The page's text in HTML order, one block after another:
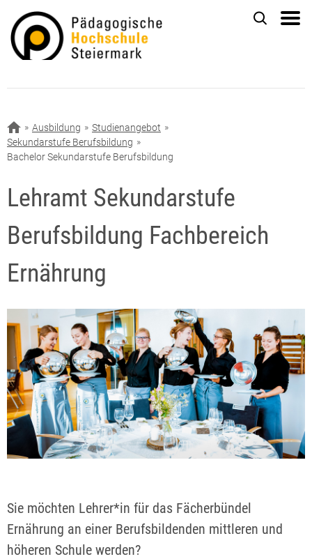
Ausbildung
Studienangebot
Sekundarstufe Berufsbildung
Bachelor Sekundarstufe Berufsbildung
Lehramt Sekundarstufe
Berufsbildung Fachbereich
Ernährung
Sie möchten Lehrer*in für das Fächerbündel
Ernährung an einer Berufsbildenden mittleren und
höheren Schule werden?